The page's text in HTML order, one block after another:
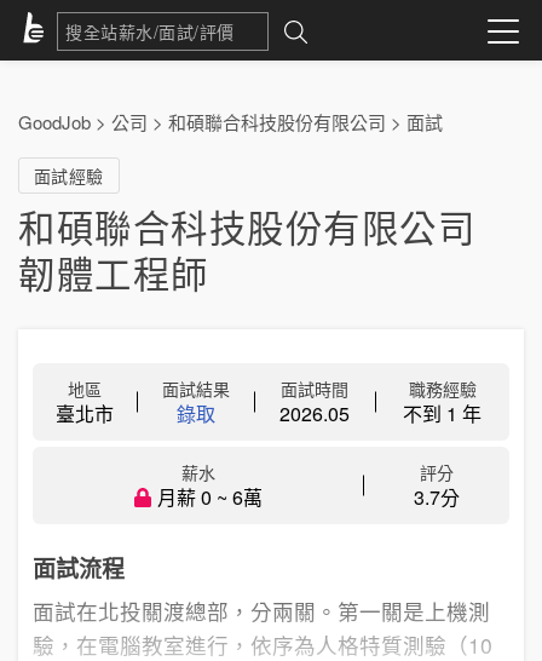
GoodJob > 公司 > 和碩聯合科技股份有限公司 > 面試
面試經驗
和碩聯合科技股份有限公司
韌體工程師
地區
臺北市
面試結果
錄取
面試時間
2026.05
職務經驗
不到 1 年
薪水
月薪 0 ~ 6萬
評分
3.7分
面試流程
面試在北投關渡總部，分兩關。第一關是上機測
驗，在電腦教室進行，依序為人格特質測驗（10